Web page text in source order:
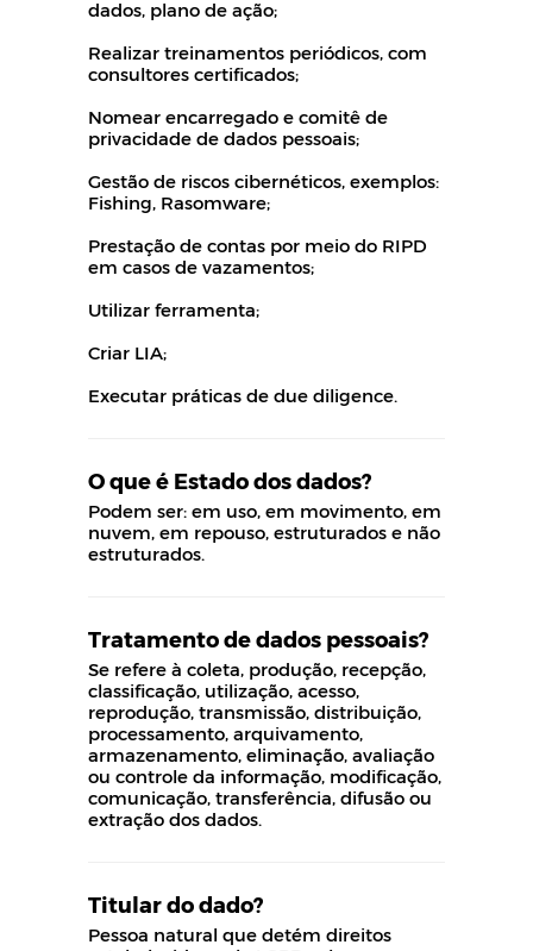
dados, plano de ação;
Realizar treinamentos periódicos, com
consultores certificados;
Nomear encarregado e comitê de
privacidade de dados pessoais;
Gestão de riscos cibernéticos, exemplos:
Fishing, Rasomware;
Prestação de contas por meio do RIPD
em casos de vazamentos;
Utilizar ferramenta;
Criar LIA;
Executar práticas de due diligence.
O que é Estado dos dados?
Podem ser: em uso, em movimento, em
nuvem, em repouso, estruturados e não
estruturados.
Tratamento de dados pessoais?
Se refere à coleta, produção, recepção,
classificação, utilização, acesso,
reprodução, transmissão, distribuição,
processamento, arquivamento,
armazenamento, eliminação, avaliação
ou controle da informação, modificação,
comunicação, transferência, difusão ou
extração dos dados.
Titular do dado?
Pessoa natural que detém direitos